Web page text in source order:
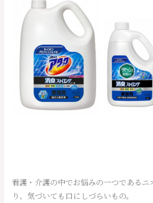
看護・介護の中でお悩みの一つであるニ
り、気づいても口にしづらいもの。